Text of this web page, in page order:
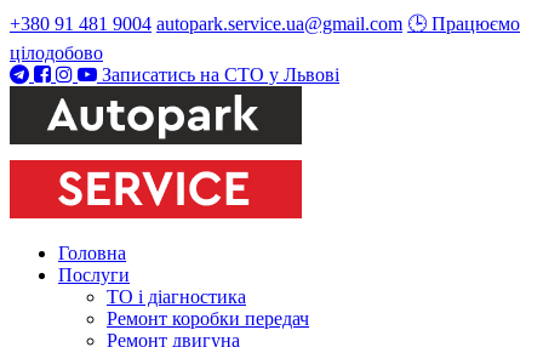
+380 91 481 9004 autopark.service.ua@gmail.com 🕒 Працюємо
цілодобово
Записатись на СТО у Львові
Головна
Послуги
ТО і діагностика
Ремонт коробки передач
Ремонт двигуна